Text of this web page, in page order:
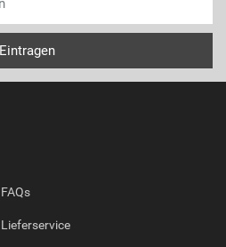
FAQs
Lieferservice